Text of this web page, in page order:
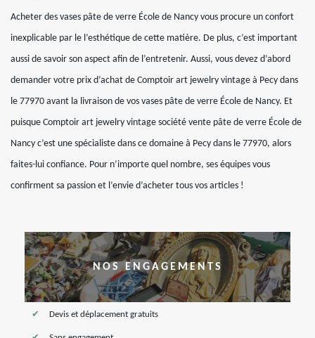
Acheter des vases pâte de verre École de Nancy vous procure un confort
inexplicable par le l’esthétique de cette matière. De plus, c’est important
aussi de savoir son aspect afin de l’entretenir. Aussi, vous devez d’abord
demander votre prix d’achat de Comptoir art jewelry vintage à Pecy dans
le 77970 avant la livraison de vos vases pâte de verre École de Nancy. Et
puisque Comptoir art jewelry vintage société vente pâte de verre École de
Nancy c’est une spécialiste dans ce domaine à Pecy dans le 77970, alors
faites-lui confiance. Pour n’importe quel nombre, ses équipes vous
confirment sa passion et l’envie d’acheter tous vos articles !
NOS ENGAGEMENTS
Devis et déplacement gratuits